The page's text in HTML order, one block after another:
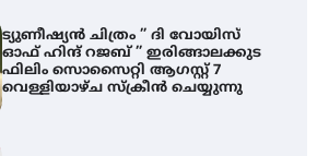
സെന്റ് ജോസഫ്സ് കോളജ്
കോമേഴ്‌സ് അസോസിയേഷന്
തുടക്കമായി